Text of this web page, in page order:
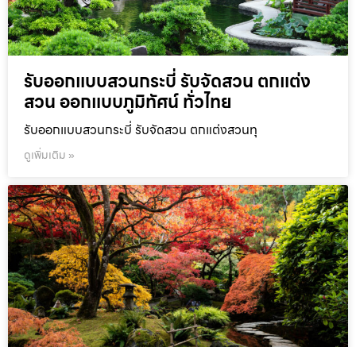
รับออกแบบสวนกระบี่ รับจัดสวน ตกแต่ง
สวน ออกแบบภูมิทัศน์ ทั่วไทย
รับออกแบบสวนกระบี่ รับจัดสวน ตกแต่งสวนทุ
ดูเพิ่มเติม »